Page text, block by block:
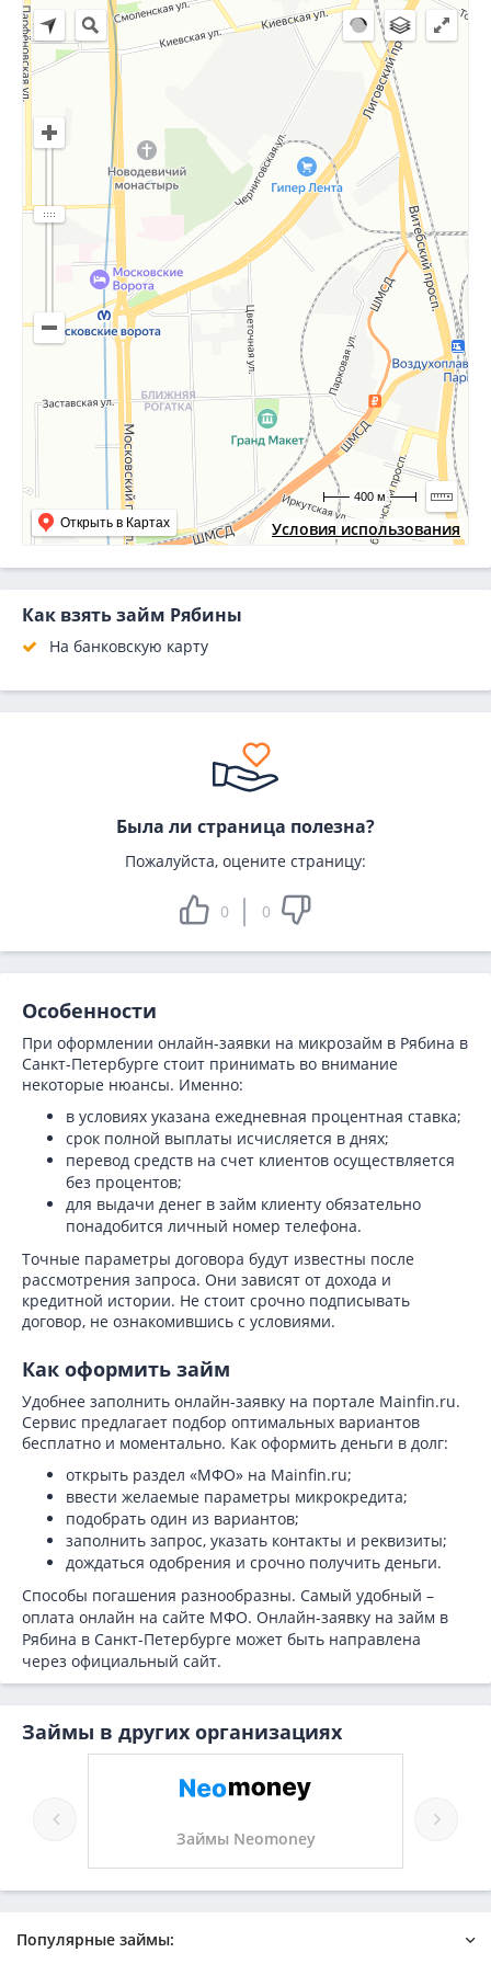
Условия использования
Открыть в Картах
400 м
Как взять займ Рябины
На банковскую карту
Была ли страница полезна?
Пожалуйста, оцените страницу:
0 0
Особенности
При оформлении онлайн-заявки на микрозайм в Рябина в
Санкт-Петербурге стоит принимать во внимание
некоторые нюансы. Именно:
в условиях указана ежедневная процентная ставка;
срок полной выплаты исчисляется в днях;
перевод средств на счет клиентов осуществляется
без процентов;
для выдачи денег в займ клиенту обязательно
понадобится личный номер телефона.
Точные параметры договора будут известны после
рассмотрения запроса. Они зависят от дохода и
кредитной истории. Не стоит срочно подписывать
договор, не ознакомившись с условиями.
Как оформить займ
Удобнее заполнить онлайн-заявку на портале Mainfin.ru.
Сервис предлагает подбор оптимальных вариантов
бесплатно и моментально. Как оформить деньги в долг:
открыть раздел «МФО» на Mainfin.ru;
ввести желаемые параметры микрокредита;
подобрать один из вариантов;
заполнить запрос, указать контакты и реквизиты;
дождаться одобрения и срочно получить деньги.
Способы погашения разнообразны. Самый удобный –
оплата онлайн на сайте МФО. Онлайн-заявку на займ в
Рябина в Санкт-Петербурге может быть направлена
через официальный сайт.
Займы в других организациях
Займы Neomoney
Популярные займы: